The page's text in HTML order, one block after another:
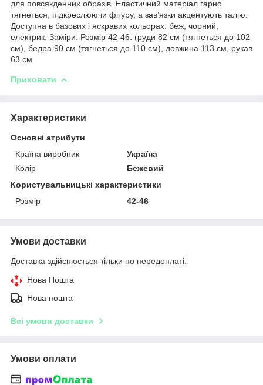
для повсякденних образів. Еластичний матеріал гарно
тягнеться, підкреслюючи фігуру, а зав’язки акцентують талію.
Доступна в базових і яскравих кольорах: беж, чорний,
електрик. Заміри: Розмір 42-46: груди 82 см (тягнеться до 102
см), бедра 90 см (тягнеться до 110 см), довжина 113 см, рукав
63 см
Приховати
Характеристики
Основні атрибути
Країна виробник
Україна
Колір
Бежевий
Користувальницькі характеристики
Розмір
42-46
Умови доставки
Доставка здійснюється тільки по передоплаті.
Нова Пошта
Нова пошта
Всі умови доставки
Умови оплати